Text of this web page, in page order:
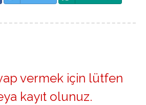
vermek için lütfen
kayıt olunuz.